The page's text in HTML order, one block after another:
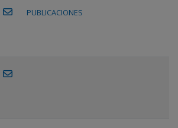
PUBLICACIONES